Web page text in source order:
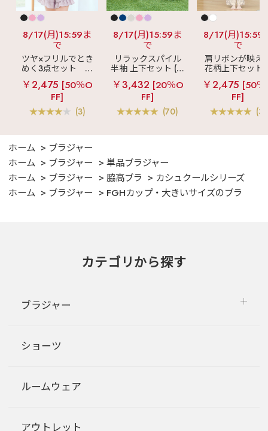
8/17(月)15:59ま
で
ツヤ×フリルでとき
めく3点セット
シ
ルキー ショートパ
ンツ 3点セット
￥2,475 [50％O
FF]
(3)
8/17(月)15:59ま
で
リラックスパイル
半袖 上下セット (男
女兼用サイズ)
￥3,432 [20％O
FF]
(70)
8/17(月)15:59
で
肩リボンが映え
花柄上下セット
メニーフラワー
ングパンツ 上下
ット
￥2,475 [50
FF]
(3)
ホーム
ブラジャー
ホーム
ブラジャー
単品ブラジャー
ホーム
ブラジャー 脇高ブラ
カシュクールシリーズ
ホーム
ブラジャー FGHカップ・大きいサイズのブラ
カテゴリから探す
ブラジャー
ショーツ
ルームウェア
アウトレット